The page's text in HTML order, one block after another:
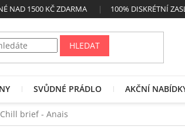
NAD 1500 KČ ZDARMA 100% DISKRÉTNÍ
HLEDAT
SVŮDNÉ PRÁDLO AKČNÍ
brief - Anais